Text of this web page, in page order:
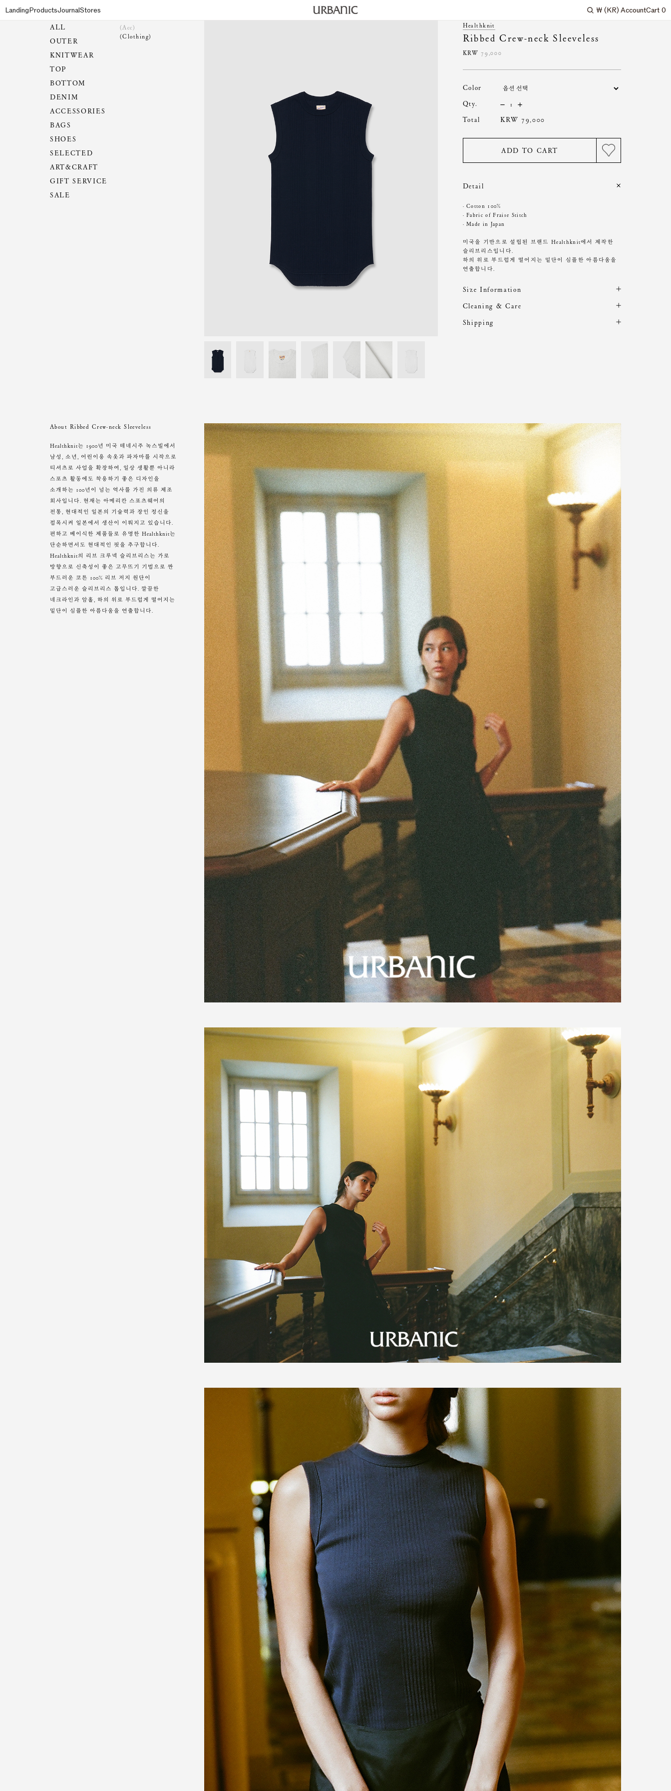
LandingProductsJournalStores Search
₩ (KR) AccountCart 0
ALL
OUTER
KNITWEAR
TOP
BOTTOM
DENIM
ACCESSORIES
BAGS
SHOES
SELECTED
ART&CRAFT
GIFT SERVICE
SALE
(Acc)
(Clothing)
Healthknit
Ribbed Crew-neck Sleeveless
KRW 79,000
color
qty.
total
KRW 79,000
ADD TO CART
Detail
· Cotton 100%
· Fabric of Fraise Stitch
· Made in Japan
미국을 기반으로 설립된 브랜드 Healthknit에서 제작한
슬리브리스입니다.
하의 위로 부드럽게 떨어지는 밑단이 심플한 아름다움을
연출합니다.
Size Information
제품의 일정 수량을 측정한 평균치수로 재는 방법과 위치
에 따라 1~3cm 편차가 있을 수 있습니다. (치수단위 : cm)
Cleaning & Care
해외 수입 제품 특성상 A/S 및 적립금 지급이 불가합니다.
약하게 웨트클리닝 가능
드라이클리닝 금지
염소표백 금지
기계식 건조 및 짜기, 비틀기 금지
그늘에 세워서 건조하세요.
다림질 천을 덧대어 보통 온도에서 다림질하세요.
장시간 수분에 노출 시 변형 가능성 있음
소비자의 부주의로 인한 제품 훼손 및 세탁 잘못으로 인
한
변형에 대해서는 보상의 책임을 지지 않습니다.
Shipping
About Ribbed Crew-neck Sleeveless
Healthknit는 1900년 미국 테네시주 녹스빌에서
남성, 소년, 어린이용 속옷과 파자마를 시작으로
티셔츠로 사업을 확장하여, 일상 생활뿐 아니라
스포츠 활동에도 착용하기 좋은 디자인을
소개하는 100년이 넘는 역사를 가진 의류 제조
회사입니다. 현재는 아메리칸 스포츠웨어의
전통, 현대적인 일본의 기술력과 장인 정신을
접목시켜 일본에서 생산이 이뤄지고 있습니다.
편하고 베이식한 제품들로 유명한 Healthknit는
단순하면서도 현대적인 핏을 추구합니다.
Healthknit의 리브 크루넥 슬리브리스는 가로
방향으로 신축성이 좋은 고무뜨기 기법으로 짠
부드러운 코튼 100% 리브 저지 원단이
고급스러운 슬리브리스 톱입니다. 깔끔한
네크라인과 암홀, 하의 위로 부드럽게 떨어지는
밑단이 심플한 아름다움을 연출합니다.